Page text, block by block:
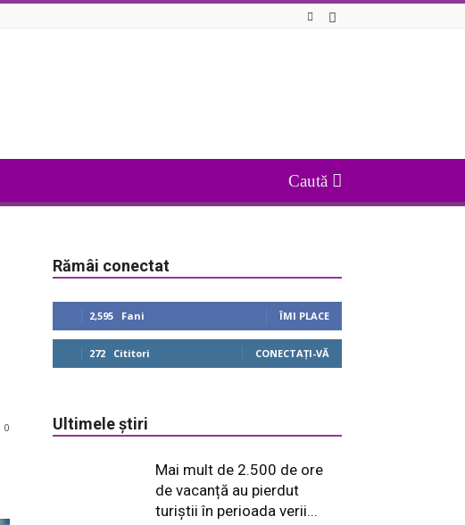
0
Rămâi conectat
2,595 Fani ÎMI PLACE
272 Cititori CONECTAȚI-VĂ
Ultimele știri
Mai mult de 2.500 de ore
de vacanță au pierdut
turiștii în perioada verii...